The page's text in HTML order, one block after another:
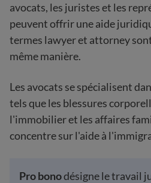
avocats, les juristes et les
peuvent offrir une aide
termes lawyer et attorney
même manière.
Les avocats se spécialisent
tels que les blessures
l'immobilier et les affaires
concentre sur l'aide à
Pro bonodésigne le travail